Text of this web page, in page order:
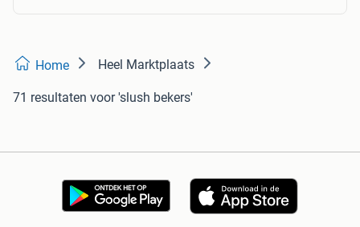
Home Heel Marktplaats
71 resultaten voor 'slush bekers'